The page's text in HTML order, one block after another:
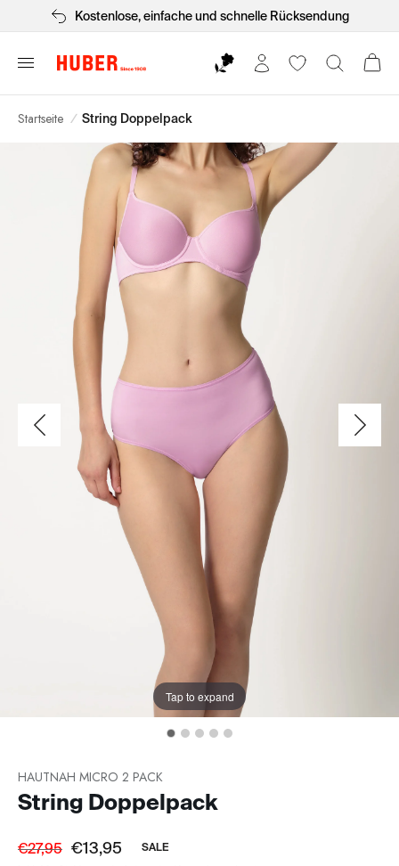
Kostenlose, einfache und schnelle Rücksendung
Startseite / String Doppelpack
Tap to expand
HAUTNAH MICRO 2 PACK
String Doppelpack
€27,95 €13,95
SALE